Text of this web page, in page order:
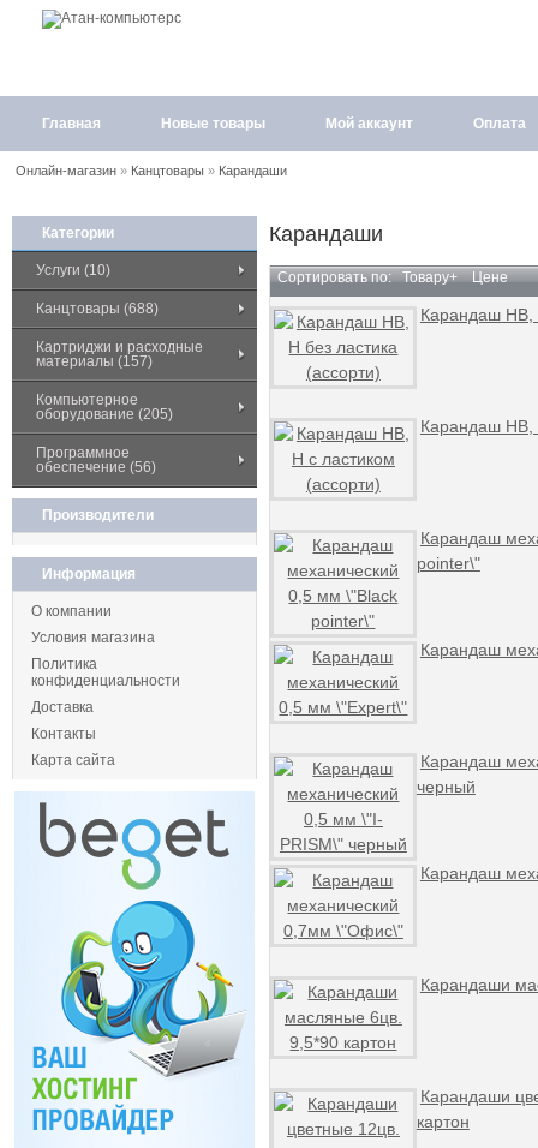
Главная Новые товары Мой аккаунт Оплата
Онлайн-магазин» Канцтовары» Карандаши
Категории
Услуги (10)
Канцтовары (688)
Картриджи и расходные
материалы (157)
Компьютерное
оборудование (205)
Программное
обеспечение (56)
Производители
Информация
О компании
Условия магазина
Политика
конфиденциальности
Доставка
Контакты
Карта сайта
Карандаши
Сортировать по: Товару+ Цене
Карандаш HB,
Карандаш HB,
Карандаш
pointer\"
Карандаш
Карандаш
черный
Карандаш
Карандаши
Карандаши
картон